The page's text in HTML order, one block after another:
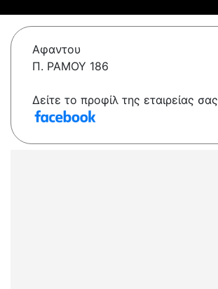
Αφαντου
Π. ΡΑΜΟΥ 186
Δείτε το προφίλ της εταιρείας σας